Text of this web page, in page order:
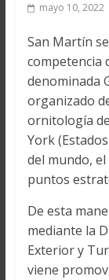
mayo 10, 2022
San Martín
competencia
denominada
organizado
ornitología
York
del mundo,
puntos
De esta
mediante la
Exterior y
viene